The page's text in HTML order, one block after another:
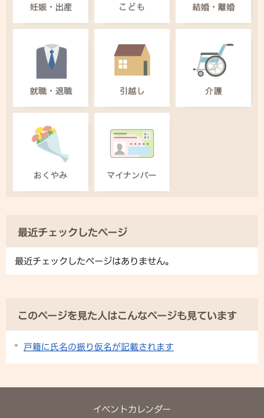
最近チェックしたページ
最近チェックしたページはありません。
このページを見た人はこんなページも見ています
戸籍に氏名の振り仮名が記載されます
イベントカレンダー